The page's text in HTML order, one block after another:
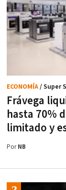
Frávega
hasta 70%
limitado y
ECONOMÍA/ Super
PorNB